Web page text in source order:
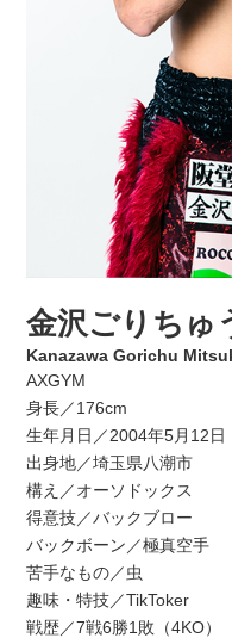
金沢ごりちゅ
Kanazawa Gorichu
AXGYM
身長／176cm
生年月日／2004年5月12日
出身地／埼玉県八潮市
構え／オーソドックス
得意技／バックブロー
バックボーン／極真空手
苦手なもの／虫
趣味・特技／TikToker
戦歴／7戦6勝1敗（4KO）